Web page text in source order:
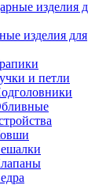
изделия для
и петли